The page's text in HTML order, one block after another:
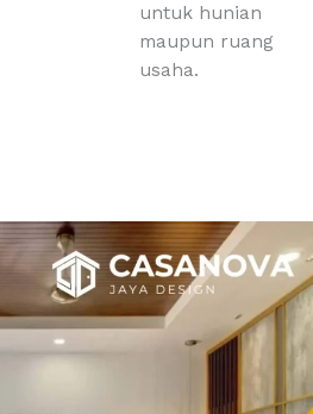
untuk hunian
maupun ruang
usaha.